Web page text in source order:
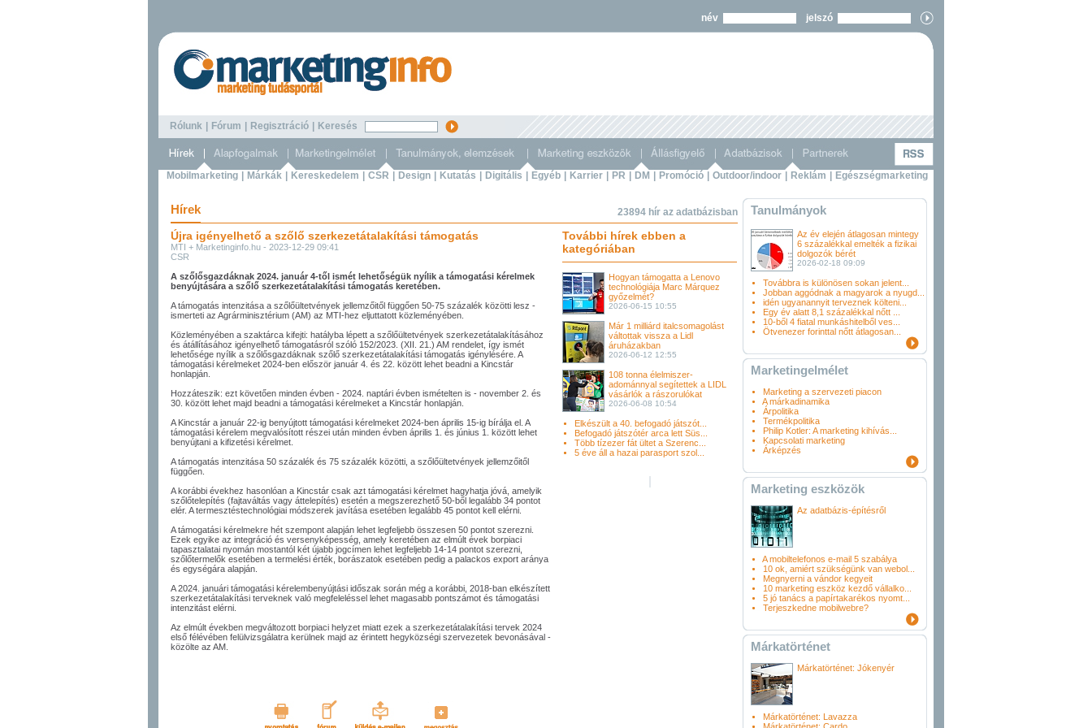
név jelszó
Rólunk Fórum Regisztráció Keresés
Mobilmarketing Márkák Kereskedelem CSR Design Kutatás Digitális Egyéb Karrier PR DM Promóció Outdoor/indoor Reklám Egészségmarketing
Hírek 23894 hír az adatbázisban Tanulmányok
Újra igényelhető a szőlő szerkezetátalakítási támogatás
MTI + Marketinginfo.hu - 2023-12-29 09:41
CSR
A szőlősgazdáknak 2024. január 4-től ismét lehetőségük nyílik a támogatási kérelmek
benyújtására a szőlő szerkezetátalakítási támogatás keretében.
A támogatás intenzitása a szőlőültetvények jellemzőitől függően 50-75 százalék közötti lesz -
ismerteti az Agrárminisztérium (AM) az MTI-hez eljuttatott közleményében.
Közleményében a szaktárca kifejti: hatályba lépett a szőlőültetvények szerkezetátalakításához
és átállításához igényelhető támogatásról szóló 152/2023. (XII. 21.) AM rendelet, így ismét
lehetősége nyílik a szőlősgazdáknak szőlő szerkezetátalakítási támogatás igénylésére. A
támogatási kérelmeket 2024-ben először január 4. és 22. között lehet beadni a Kincstár
honlapján.
Hozzáteszik: ezt követően minden évben - 2024. naptári évben ismételten is - november 2. és
30. között lehet majd beadni a támogatási kérelmeket a Kincstár honlapján.
A Kincstár a január 22-ig benyújtott támogatási kérelmeket 2024-ben április 15-ig bírálja el. A
támogatási kérelem megvalósított részei után minden évben április 1. és június 1. között lehet
benyújtani a kifizetési kérelmet.
A támogatás intenzitása 50 százalék és 75 százalék közötti, a szőlőültetvények jellemzőitől
függően.
A korábbi évekhez hasonlóan a Kincstár csak azt támogatási kérelmet hagyhatja jóvá, amelyik
szőlőtelepítés (fajtaváltás vagy áttelepítés) esetén a megszerezhető 50-ből legalább 34 pontot
elér. A termesztéstechnológiai módszerek javítása esetében legalább 45 pontot kell elérni.
A támogatási kérelmekre hét szempont alapján lehet legfeljebb összesen 50 pontot szerezni.
Ezek egyike az integráció és versenyképesség, amely keretében az elmúlt évek borpiaci
tapasztalatai nyomán mostantól két újabb jogcímen lehet legfeljebb 14-14 pontot szerezni,
szőlőtermelők esetében a termelési érték, borászatok esetében pedig a palackos export aránya
és egységára alapján.
A 2024. januári támogatási kérelembenyújtási időszak során még a korábbi, 2018-ban elkészített
szerkezetátalakítási terveknek való megfeleléssel lehet magasabb pontszámot és támogatási
intenzitást elérni.
Az elmúlt években megváltozott borpiaci helyzet miatt ezek a szerkezetátalakítási tervek 2024
első félévében felülvizsgálatra kerülnek majd az érintett hegyközségi szervezetek bevonásával -
közölte az AM.
További hírek ebben a
kategóriában
Hogyan támogatta a Lenovo
technológiája Marc Márquez
győzelmét?
2026-06-15 10:55
Már 1 milliárd italcsomagolást
váltottak vissza a Lidl
áruházakban
2026-06-12 12:55
108 tonna élelmiszer-
adománnyal segítettek a LIDL
vásárlók a rászorulókat
2026-06-08 10:54
Elkészült a 40. befogadó játszót...
Befogadó játszótér arca lett Süs...
Több tízezer fát ültet a Szerenc...
5 éve áll a hazai parasport szol...
Az év elején átlagosan mintegy
6 százalékkal emelték a fizikai
dolgozók bérét
2026-02-18 09:09
Továbbra is különösen sokan jelent...
Jobban aggódnak a magyarok a nyugd...
idén ugyanannyit terveznek költeni...
Egy év alatt 8,1 százalékkal nőtt ...
10-ből 4 fiatal munkáshitelből ves...
Ötvenezer forinttal nőtt átlagosan...
Marketingelmélet
Marketing a szervezeti piacon
A márkadinamika
Árpolitika
Termékpolitika
Philip Kotler: A marketing kihívás...
Kapcsolati marketing
Árképzés
Marketing eszközök
Az adatbázis-építésről
A mobiltelefonos e-mail 5 szabálya
10 ok, amiért szükségünk van webol...
Megnyerni a vándor kegyeit
10 marketing eszköz kezdő vállalko...
5 jó tanács a papírtakarékos nyomt...
Terjeszkedne mobilwebre?
Márkatörténet
Márkatörténet: Jókenyér
Márkatörténet: Lavazza